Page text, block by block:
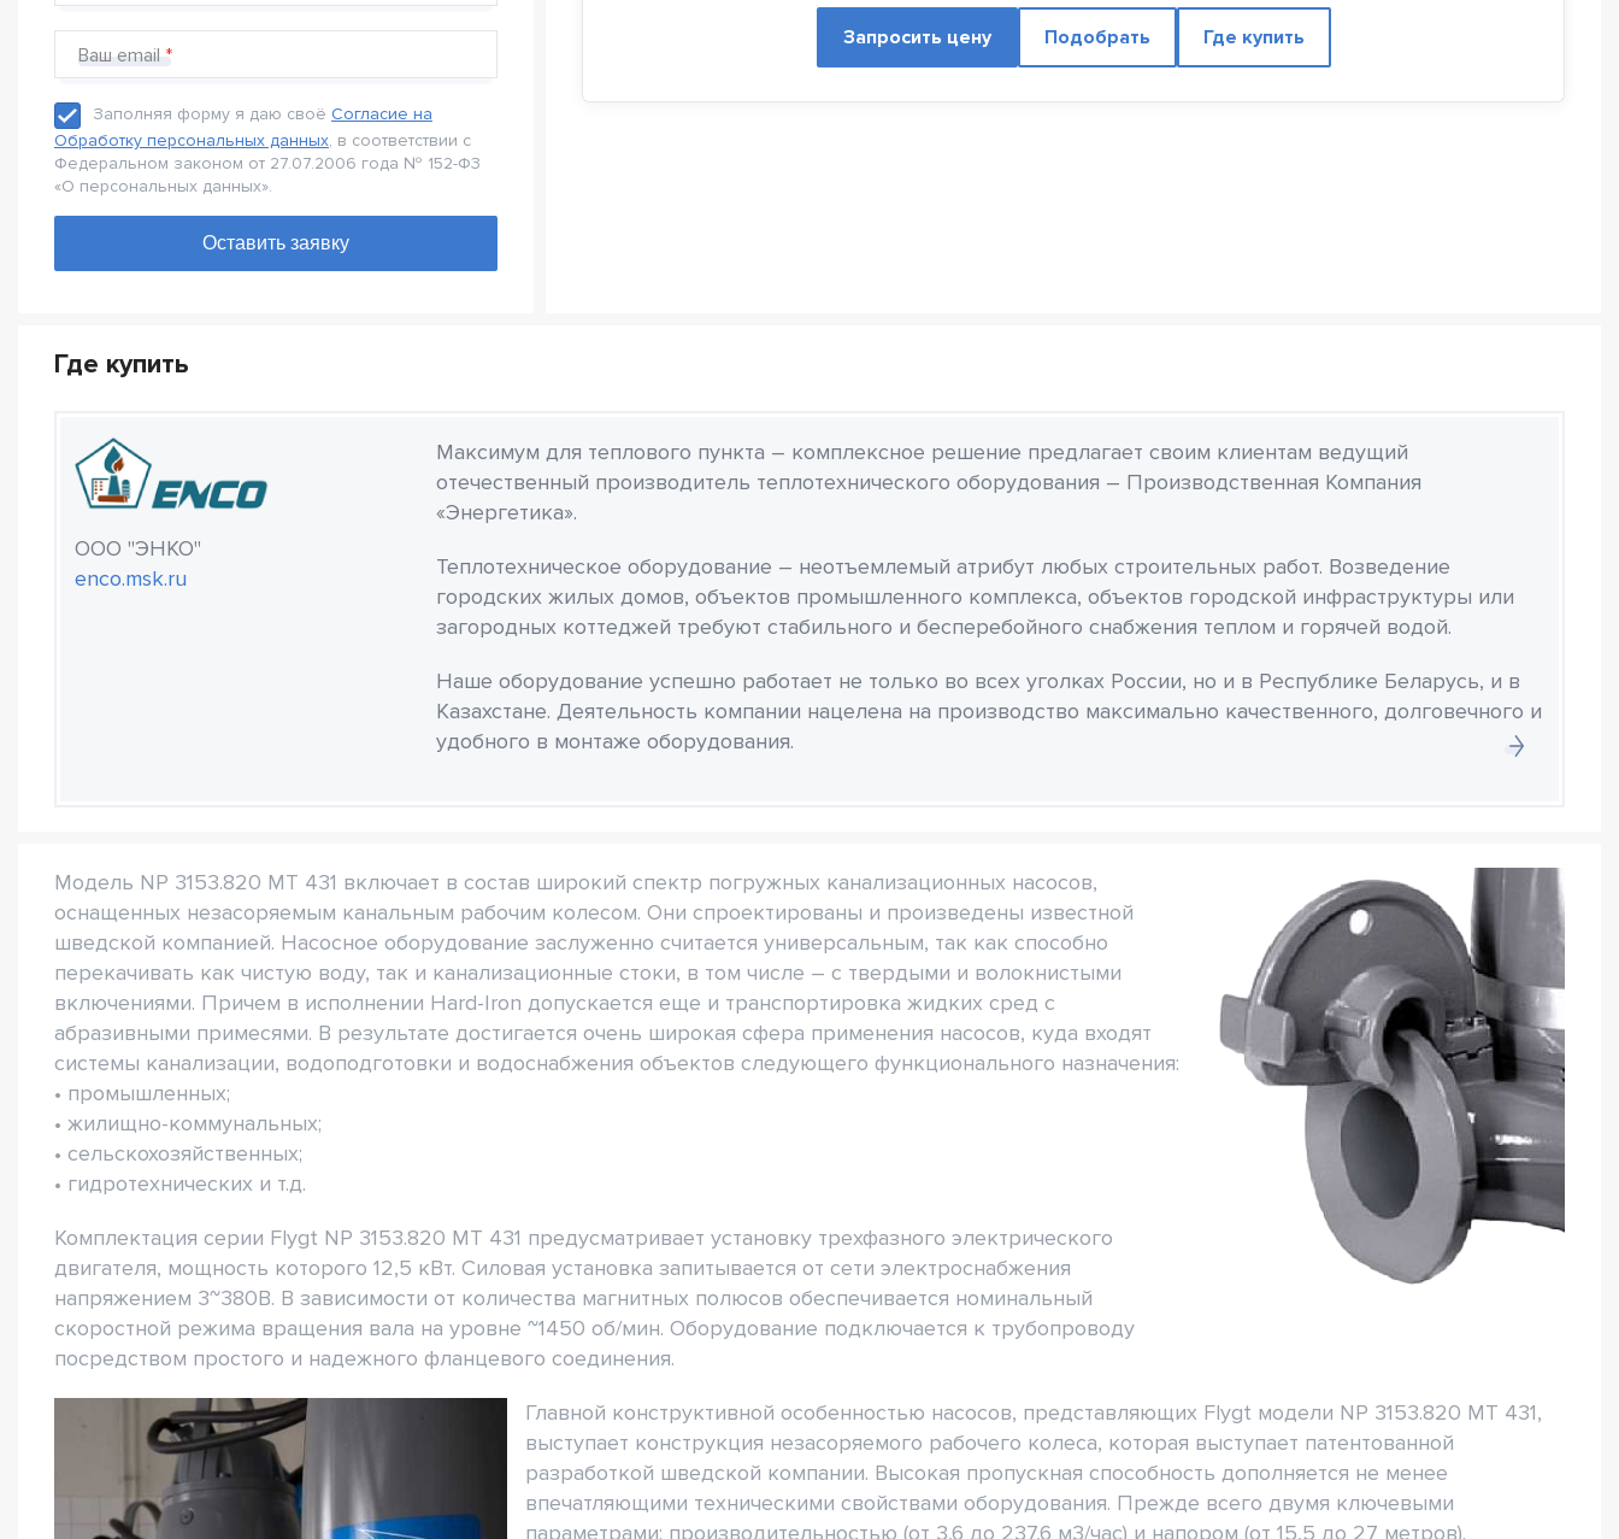
Ваш email
Заполняя форму я даю своё Согласие на
Обработку персональных данных, в соответствии с
Федеральном законом от 27.07.2006 года № 152-Ф3
«О персональных данных».
Запросить цену Подобрать Где купить
Где купить
ООО "ЭНКО"
enco.msk.ru
Максимум для теплового пункта – комплексное решение предлагает своим клиентам ведущий
отечественный производитель теплотехнического оборудования – Производственная Компания
«Энергетика».
Теплотехническое оборудование – неотъемлемый атрибут любых строительных работ. Возведение
городских жилых домов, объектов промышленного комплекса, объектов городской инфраструктуры или
загородных коттеджей требуют стабильного и бесперебойного снабжения теплом и горячей водой.
Наше оборудование успешно работает не только во всех уголках России, но и в Республике Беларусь, и в
Казахстане. Деятельность компании нацелена на производство максимально качественного, долговечного и
удобного в монтаже оборудования.
Модель NP 3153.820 MT 431 включает в состав широкий спектр погружных канализационных насосов,
оснащенных незасоряемым канальным рабочим колесом. Они спроектированы и произведены известной
шведской компанией. Насосное оборудование заслуженно считается универсальным, так как способно
перекачивать как чистую воду, так и канализационные стоки, в том числе – с твердыми и волокнистыми
включениями. Причем в исполнении Hard-Iron допускается еще и транспортировка жидких сред с
абразивными примесями. В результате достигается очень широкая сфера применения насосов, куда входят
системы канализации, водоподготовки и водоснабжения объектов следующего функционального назначения:
• промышленных;
• жилищно-коммунальных;
• сельскохозяйственных;
• гидротехнических и т.д.
Комплектация серии Flygt NP 3153.820 MT 431 предусматривает установку трехфазного электрического
двигателя, мощность которого 12,5 кВт. Силовая установка запитывается от сети электроснабжения
напряжением 3~380В. В зависимости от количества магнитных полюсов обеспечивается номинальный
скоростной режима вращения вала на уровне ~1450 об/мин. Оборудование подключается к трубопроводу
посредством простого и надежного фланцевого соединения.
Главной конструктивной особенностью насосов, представляющих Flygt модели NP 3153.820 MT 431,
выступает конструкция незасоряемого рабочего колеса, которая выступает патентованной
разработкой шведской компании. Высокая пропускная способность дополняется не менее
впечатляющими техническими свойствами оборудования. Прежде всего двумя ключевыми
параметрами: производительностью (от 3,6 до 237,6 м3/час) и напором (от 15,5 до 27 метров).